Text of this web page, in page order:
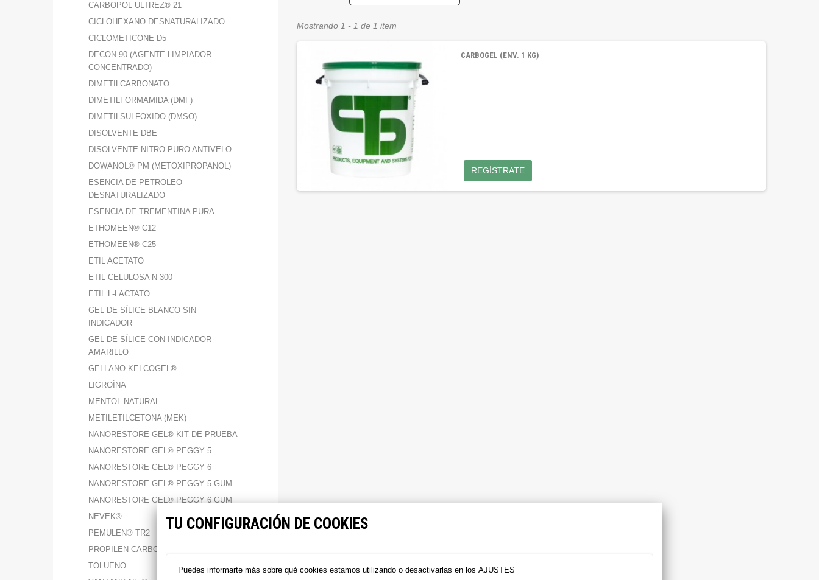
CARBOPOL ULTREZ® 21
CICLOHEXANO DESNATURALIZADO
CICLOMETICONE D5
DECON 90 (AGENTE LIMPIADOR
CONCENTRADO)
DIMETILCARBONATO
DIMETILFORMAMIDA (DMF)
DIMETILSULFOXIDO (DMSO)
DISOLVENTE DBE
DISOLVENTE NITRO PURO ANTIVELO
DOWANOL® PM (METOXIPROPANOL)
ESENCIA DE PETROLEO
DESNATURALIZADO
ESENCIA DE TREMENTINA PURA
ETHOMEEN® C12
ETHOMEEN® C25
ETIL ACETATO
ETIL CELULOSA N 300
ETIL L-LACTATO
GEL DE SÍLICE BLANCO SIN
INDICADOR
GEL DE SÍLICE CON INDICADOR
AMARILLO
GELLANO KELCOGEL®
LIGROÍNA
MENTOL NATURAL
METILETILCETONA (MEK)
NANORESTORE GEL® KIT DE PRUEBA
NANORESTORE GEL® PEGGY 5
NANORESTORE GEL® PEGGY 6
NANORESTORE GEL® PEGGY 5 GUM
NANORESTORE GEL® PEGGY 6 GUM
NEVEK®
PEMULEN® TR2
PROPILEN CARBONATO
TOLUENO
Mostrando 1 - 1 de 1 item
CARBOGEL (ENV. 1 KG)
REGÍSTRATE
TU CONFIGURACIÓN DE COOKIES
Puedes informarte más sobre qué cookies estamos utilizando o desactivarlas en los AJUSTES